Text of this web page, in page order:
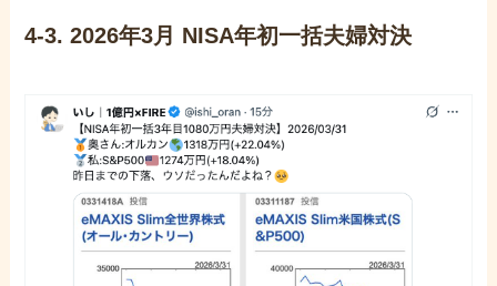
4-3. 2026年3月 NISA年初一括夫婦対決